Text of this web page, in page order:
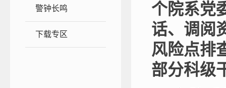
警钟长鸣
下载专区
个院系党
话、调阅
风险点排
部分科级